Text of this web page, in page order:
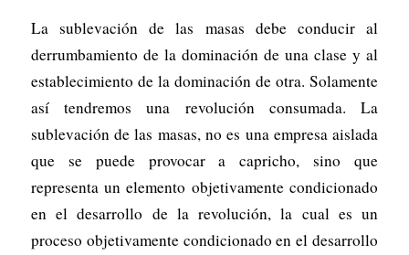
La sublevación de las masas debe conducir al
derrumbamiento de la dominación de una clase y al
establecimiento de la dominación de otra. Solamente
así tendremos una revolución consumada. La
sublevación de las masas, no es una empresa aislada
que se puede provocar a capricho, sino que
representa un elemento objetivamente condicionado
en el desarrollo de la revolución, la cual es un
proceso objetivamente condicionado en el desarrollo